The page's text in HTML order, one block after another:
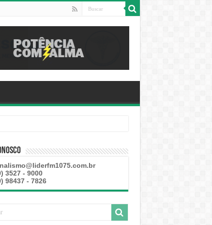
3527 - 9000
98437 - 7826